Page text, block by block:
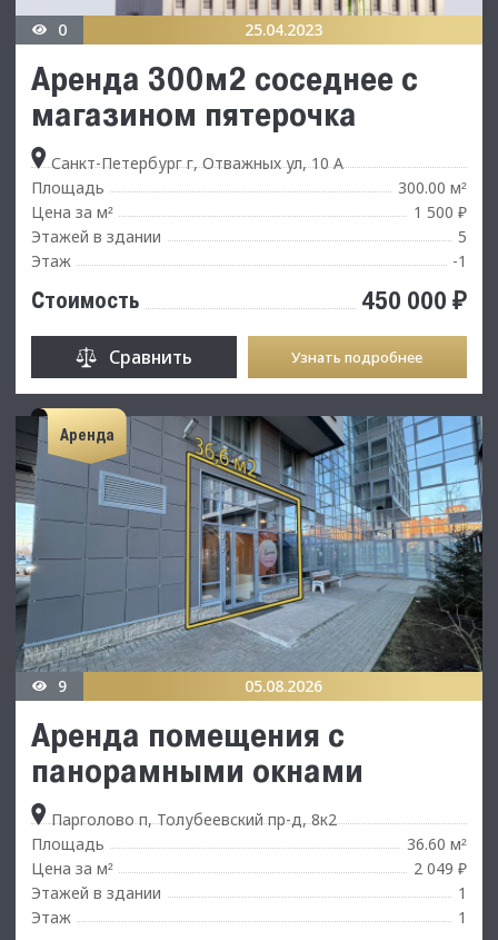
0 25.04.2023
Аренда 300м2 соседнее с
магазином пятерочка
Санкт-Петербург г, Отважных ул, 10 А
Площадь
300.00 м²
Цена за м²
1 500 ₽
Этажей в здании
5
Этаж
-1
Стоимость 450 000 ₽
Сравнить Узнать подробнее
Аренда
9 05.08.2026
Аренда помещения с
панорамными окнами
Парголово п, Толубеевский пр-д, 8к2
Площадь
36.60 м²
Цена за м²
2 049 ₽
Этажей в здании
1
Этаж
1